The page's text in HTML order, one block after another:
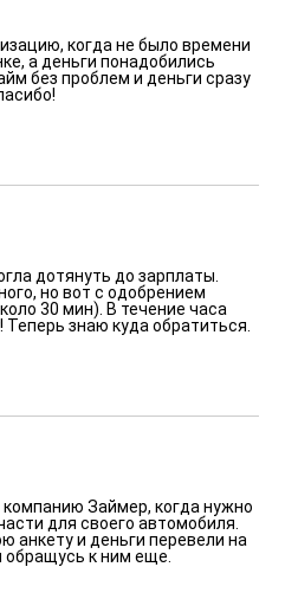
когда не было времени
а деньги понадобились
без проблем и деньги сразу
дотянуть до зарплаты.
но вот с одобрением
30 мин). В течение часа
Теперь знаю куда обратиться.
Займер, когда нужно
для своего автомобиля.
анкету и деньги перевели на
обращусь к ним еще.